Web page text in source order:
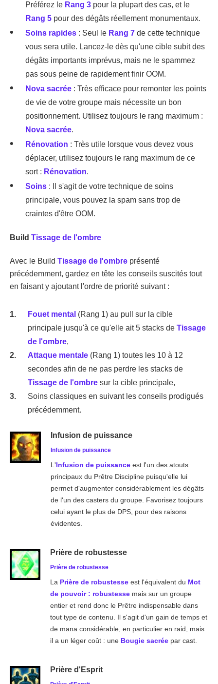
Préférez le Rang 3 pour la plupart des cas, et le
Rang 5 pour des dégâts réellement monumentaux.
Soins rapides : Seul le Rang 7 de cette technique
vous sera utile. Lancez-le dès qu'une cible subit des
dégâts importants imprévus, mais ne le spammez
pas sous peine de rapidement finir OOM.
Nova sacrée : Très efficace pour remonter les points
de vie de votre groupe mais nécessite un bon
positionnement. Utilisez toujours le rang maximum :
Nova sacrée.
Rénovation : Très utile lorsque vous devez vous
déplacer, utilisez toujours le rang maximum de ce
sort : Rénovation.
Soins : Il s'agit de votre technique de soins
principale, vous pouvez la spam sans trop de
craintes d'être OOM.
Build Tissage de l'ombre
Avec le Build Tissage de l'ombre présenté
précédemment, gardez en tête les conseils suscités tout
en faisant y ajoutant l'ordre de priorité suivant :
Fouet mental (Rang 1) au pull sur la cible
principale jusqu'à ce qu'elle ait 5 stacks de Tissage
de l'ombre,
Attaque mentale (Rang 1) toutes les 10 à 12
secondes afin de ne pas perdre les stacks de
Tissage de l'ombre sur la cible principale,
Soins classiques en suivant les conseils prodigués
précédemment.
Infusion de puissance
Infusion de puissance
L'Infusion de puissanceest l'un des atouts
principaux du Prêtre Discipline puisqu'elle lui
permet d'augmenter considérablement les dégâts
de l'un des casters du groupe. Favorisez toujours
celui ayant le plus de DPS, pour des raisons
évidentes.
Prière de robustesse
Prière de robustesse
La Prière de robustesse est l'équivalent du Mot
de pouvoir : robustesse mais sur un groupe
entier et rend donc le Prêtre indispensable dans
tout type de contenu. Il s'agit d'un gain de temps et
de mana considérable, en particulier en raid, mais
il a un léger coût : une Bougie sacrée par cast.
Prière d'Esprit